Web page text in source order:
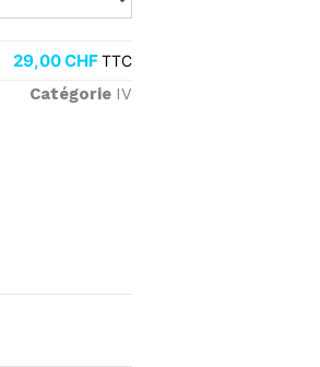
29,00CHFTTC
Catégorie IV